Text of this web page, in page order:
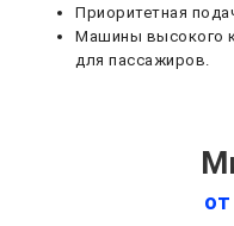
Приоритетная
Машины высокого
для пассажиров.